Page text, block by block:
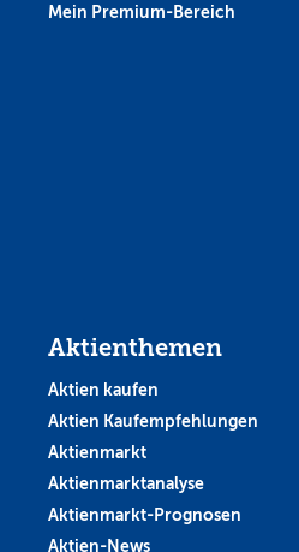
Mein Premium-Bereich
Aktienthemen
Aktien kaufen
Aktien Kaufempfehlungen
Aktienmarkt
Aktienmarktanalyse
Aktienmarkt-Prognosen
Aktien-News